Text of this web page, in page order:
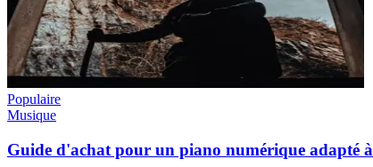
Populaire
Musique
Guide d'achat pour un piano numérique adapté à